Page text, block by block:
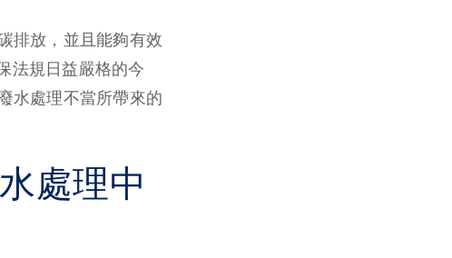
排放，並且能夠有效
法規日益嚴格的今
水處理不當所帶來的
處理中